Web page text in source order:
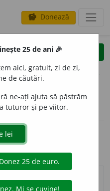
savings Donează
clear
opțiuni
25 de ani 🎉
aici, gratuit, zi de zi,
de căutări.
ne-ați ajuta să păstrăm
tuturor și pe viitor.